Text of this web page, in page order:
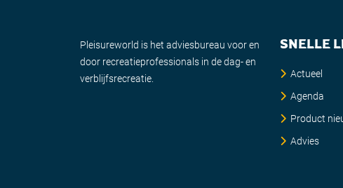
Pleisureworld is het adviesbureau voor en
door recreatieprofessionals in de dag- en
verblijfsrecreatie.
SNELLE
Actueel
Agenda
Product
Advies